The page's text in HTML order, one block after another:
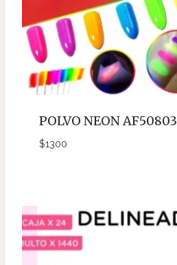
POLVO NEON AF50803
$1300